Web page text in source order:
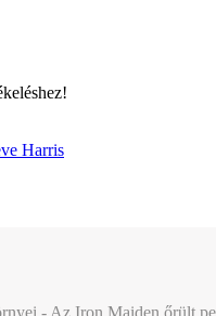
Harris